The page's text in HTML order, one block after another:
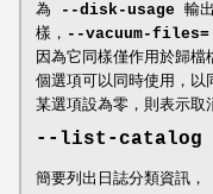
為
--disk-usage 輸
樣， --vacuum-files=
因為它同樣僅作用於歸
個選項可以同時使用，
某選項設為零，則表示取
--list-catalog
簡要列出日誌分類資訊，